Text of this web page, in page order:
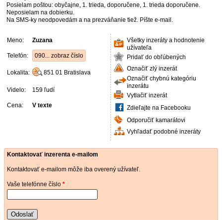
Posielam poštou: obyčajne, 1. trieda, doporučene, 1. trieda doporučene.
Neposielam na dobierku.
Na SMS-ky neodpovedám a na prezváňanie tiež. Píšte e-mail.
Meno: Zuzana
Telefón: 090... zobraz číslo
Lokalita: 851 01 Bratislava
Videlo: 159 ľudí
Cena: V texte
Všetky inzeráty a hodnotenie
užívateľa
Pridať do obľúbených
Označiť zlý inzerát
Označiť chybnú kategóriu
inzerátu
Vytlačiť inzerát
Zdieľajte na Facebooku
Odporučiť kamarátovi
Vyhľadať podobné inzeráty
Kontaktovať inzerenta e-mailom
Kontaktovať e-mailom môže iba overený užívateľ.
Vaše telefónne číslo *
Odoslať